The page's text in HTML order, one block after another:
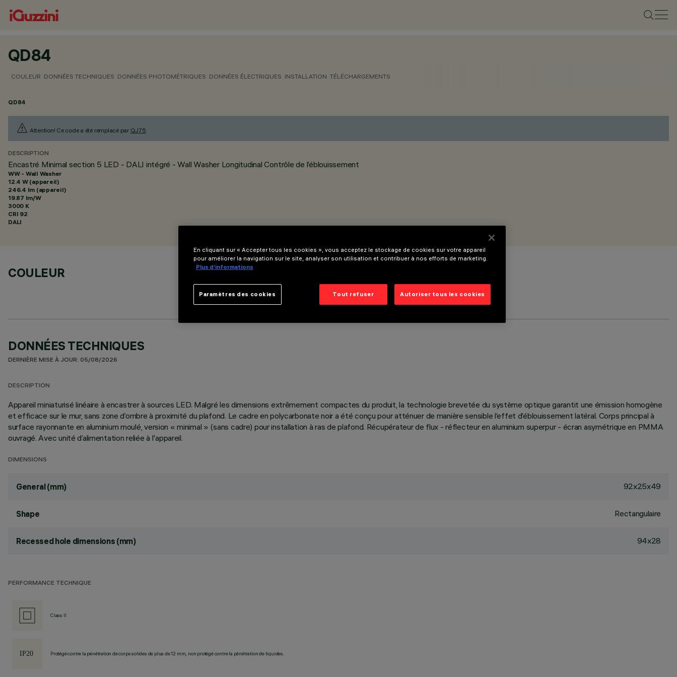
QD84
COULEUR DONNÉES TECHNIQUES DONNÉES PHOTOMÉTRIQUES DONNÉES ÉLECTRIQUES INSTALLATION TÉLÉCHARGEMENTS
QD84
Attention! Ce code a été remplacé par QJ75.
DESCRIPTION
Encastré Minimal section 5 LED - DALI intégré - Wall Washer Longitudinal Contrôle de l’éblouissement
WW - Wall Washer
12.4 W (appareil)
246.4 lm (appareil)
19.87 lm/W
3000 K
CRI 92
DALI
COULEUR
DONNÉES TECHNIQUES
DERNIÈRE MISE À JOUR: 05/08/2026
DESCRIPTION
Appareil miniaturisé linéaire à encastrer à sources LED. Malgré les dimensions extrêmement compactes du produit, la technologie brevetée du système optique garantit une émission homogène
et efficace sur le mur, sans zone d’ombre à proximité du plafond. Le cadre en polycarbonate noir a été conçu pour atténuer de manière sensible l’effet d’éblouissement latéral. Corps principal à
surface rayonnante en aluminium moulé, version « minimal » (sans cadre) pour installation à ras de plafond. Récupérateur de flux - réflecteur en aluminium superpur - écran asymétrique en PMMA
ouvragé. Avec unité d’alimentation reliée à l'appareil.
DIMENSIONS
General (mm) 92x25x49
Shape Rectangulaire
Recessed hole dimensions (mm) 94x28
PERFORMANCE TECHNIQUE
Class II
Protégé contre la pénétration de corps solides de plus de 12 mm, non protégé contre la pénétration de liquides.
En cliquant sur « Accepter tous les cookies », vous acceptez le stockage de cookies sur votre appareil
pour améliorer la navigation sur le site, analyser son utilisation et contribuer à nos efforts de marketing.
Plus d’informations
Tout refuser Autoriser tous les cookies
Paramètres des cookies